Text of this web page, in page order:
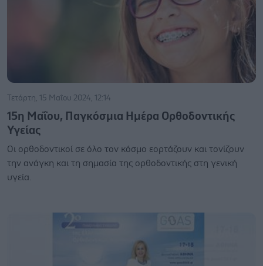
Τετάρτη, 15 Μαΐου 2024, 12:14
15η Μαΐου, Παγκόσμια Ημέρα Ορθοδοντικής
Υγείας
Oι ορθοδοντικοί σε όλο τον κόσμο εορτάζουν και τονίζουν
την ανάγκη και τη σημασία της ορθοδοντικής στη γενική
υγεία.